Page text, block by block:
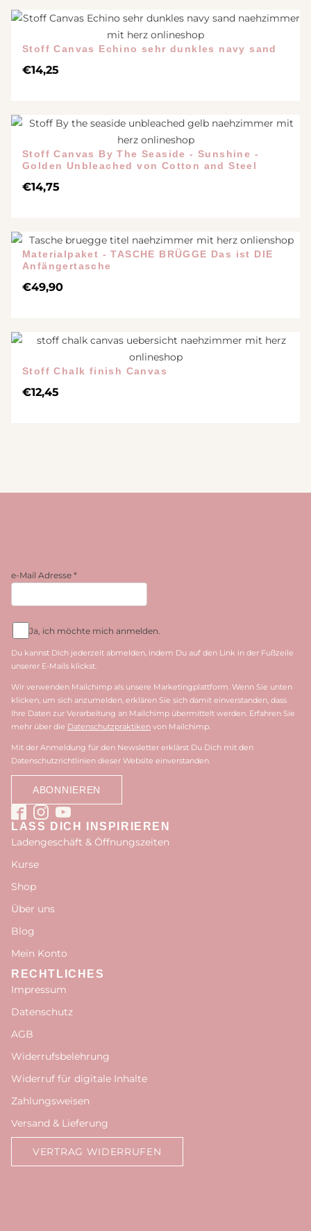
Stoff Canvas Echino sehr dunkles navy sand
€14,25
Stoff Canvas By The Seaside - Sunshine -
Golden Unbleached von Cotton and Steel
€14,75
Materialpaket - TASCHE BRÜGGE Das ist DIE
Anfängertasche
€49,90
Stoff Chalk finish Canvas
€12,45
e-Mail Adresse *
Ja, ich möchte mich anmelden.
Du kannst Dich jederzeit abmelden, indem Du auf den Link in der Fußzeile
unserer E-Mails klickst.
Wir verwenden Mailchimp als unsere Marketingplattform. Wenn Sie unten
klicken, um sich anzumelden, erklären Sie sich damit einverstanden, dass
Ihre Daten zur Verarbeitung an Mailchimp übermittelt werden. Erfahren Sie
mehr über die Datenschutzpraktiken von Mailchimp.
Mit der Anmeldung für den Newsletter erklärst Du Dich mit den
Datenschutzrichtlinien dieser Website einverstanden.
LASS DICH INSPIRIEREN
Ladengeschäft & Öffnungszeiten
Kurse
Shop
Über uns
Blog
Mein Konto
RECHTLICHES
Impressum
Datenschutz
AGB
Widerrufsbelehrung
Widerruf für digitale Inhalte
Zahlungsweisen
Versand & Lieferung
VERTRAG WIDERRUFEN